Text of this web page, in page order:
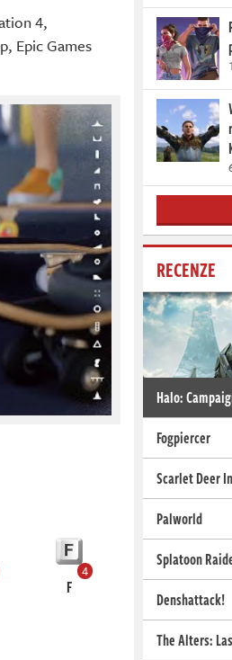
4,
Epic Games
4
F
RECENZE
Halo:
Fogpiercer
Scarlet Deer
Palworld
Splatoon
Denshattack!
The Alters: